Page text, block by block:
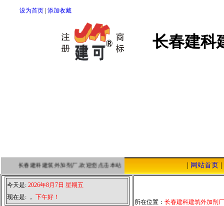
设为首页 添加收藏
长春建科建筑外加剂厂,欢迎您点击本站，我们将以优质的服务，低廉的价格，
网站首页|
长春建科
今天是: 2026年8月7日 星期五
现在是: ， 下午好！
所在位置： 长春建科建筑外加剂厂